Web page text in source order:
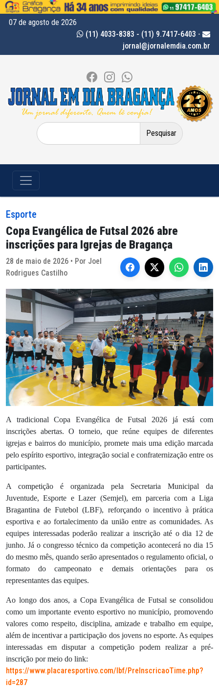
07 de agosto de 2026
(11) 4033-8383 - (11) 9.7417-6403 -
jornal@jornalemdia.com.br
Pesquisar
por:
Esporte
Copa Evangélica de Futsal 2026 abre
inscrições para Igrejas de Bragança
28 de maio de 2026 • Por Joel
Rodrigues Castilho
A tradicional Copa Evangélica de Futsal 2026 já está com
inscrições abertas. O torneio, que reúne equipes de diferentes
igrejas e bairros do município, promete mais uma edição marcada
pelo espírito esportivo, integração social e confraternização entre os
participantes.
A competição é organizada pela Secretaria Municipal da
Juventude, Esporte e Lazer (Semjel), em parceria com a Liga
Bragantina de Futebol (LBF), reforçando o incentivo à prática
esportiva e ao fortalecimento da união entre as comunidades. As
equipes interessadas poderão realizar a inscrição até o dia 12 de
junho. Já o congresso técnico da competição acontecerá no dia 15
do mesmo mês, quando serão apresentados o regulamento oficial, o
formato do campeonato e demais orientações para os
representantes das equipes.
Ao longo dos anos, a Copa Evangélica de Futsal se consolidou
como um importante evento esportivo no município, promovendo
valores como respeito, disciplina, amizade e trabalho em equipe,
além de incentivar a participação dos jovens no esporte. As equipes
interessadas em disputar a competição podem realizar a pré-
inscrição por meio do link:
https://www.placaresportivo.com/lbf/PreInscricaoTime.php?
id=287